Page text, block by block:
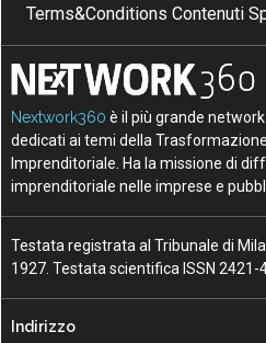
Terms&Conditions Contenuti
Nextwork360 è il più grande
dedicati ai temi della
Imprenditoriale. Ha la missione di
imprenditoriale nelle imprese e
Testata registrata al Tribunale di
1927. Testata scientifica ISSN 2421-
Indirizzo